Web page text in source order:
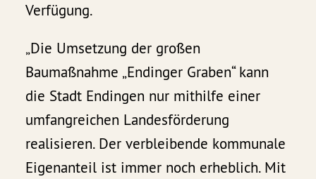
Verfügung.
„Die Umsetzung der großen
Baumaßnahme „Endinger Graben“ kann
die Stadt Endingen nur mithilfe einer
umfangreichen Landesförderung
realisieren. Der verbleibende kommunale
Eigenanteil ist immer noch erheblich. Mit